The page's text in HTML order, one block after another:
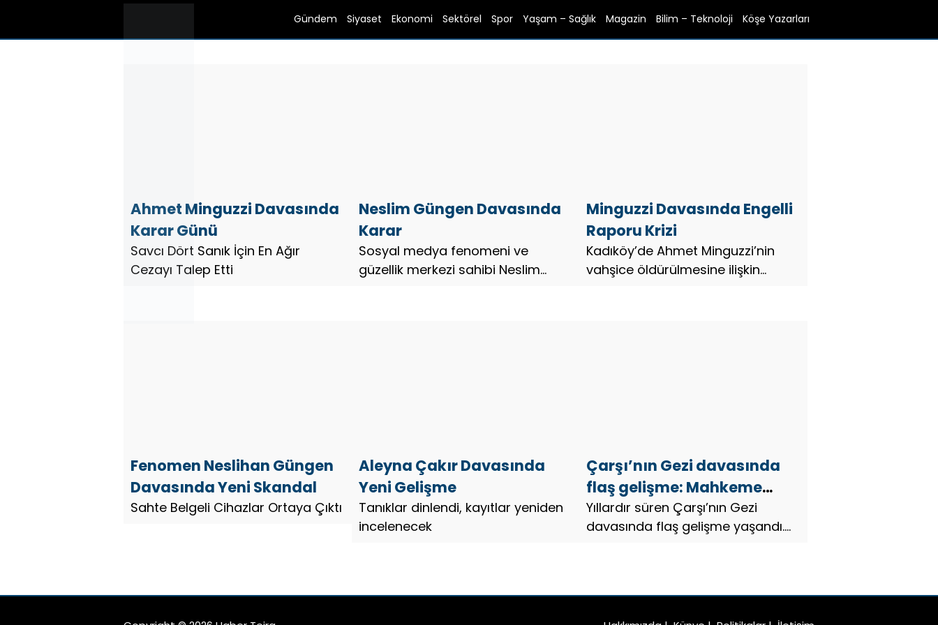
Gündem Siyaset Ekonomi Sektörel Spor Yaşam – Sağlık Magazin Bilim – Teknoloji Köşe Yazarları
Ahmet Minguzzi Davasında
Karar Günü
Savcı Dört Sanık İçin En Ağır
Cezayı Talep Etti
Neslim Güngen Davasında
Karar
Sosyal medya fenomeni ve
güzellik merkezi sahibi Neslim
Minguzzi Davasında Engelli
Raporu Krizi
Kadıköy’de Ahmet Minguzzi’nin
vahşice öldürülmesine ilişkin
Fenomen Neslihan Güngen
Davasında Yeni Skandal
Sahte Belgeli Cihazlar Ortaya Çıktı
Aleyna Çakır Davasında
Yeni Gelişme
Tanıklar dinlendi, kayıtlar yeniden
incelenecek
Çarşı’nın Gezi davasında
flaş gelişme: Mahkeme
kararını açıkladı
Yıllardır süren Çarşı’nın Gezi
davasında flaş gelişme yaşandı.
istedi…